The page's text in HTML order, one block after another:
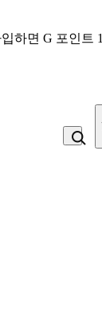
하면 G 포인트